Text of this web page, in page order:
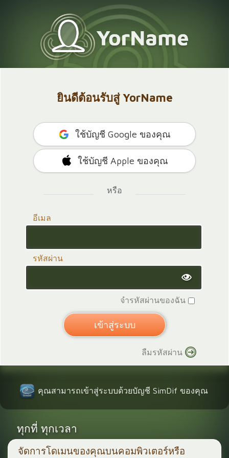
ยินดีต้อนรับสู่ YorName
ใช้บัญชี Google ของคุณ
ใช้บัญชี Apple ของคุณ
หรือ
อีเมล
รหัสผ่าน
จำรหัสผ่านของฉัน
ลืมรหัสผ่าน
คุณสามารถเข้าสู่ระบบด้วยบัญชี SimDif ของคุณ
ทุกที่ ทุกเวลา
จัดการโดเมนของคุณบนคอมพิวเตอร์หรือ